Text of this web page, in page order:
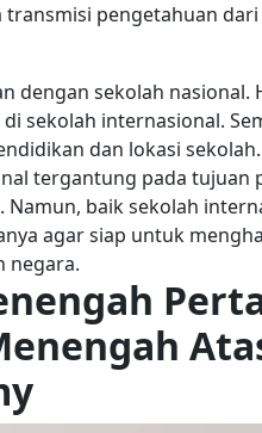
pengetahuan
dengan sekolah nasional.
sekolah internasional.
dan lokasi sekolah.
tergantung pada tujuan
Namun, baik sekolah
agar siap untuk
negara.